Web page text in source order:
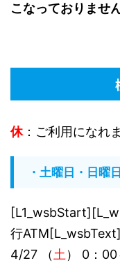
こなっておりません
休：ご利用になれ
・土曜日・日曜
行
4/27 （ 土 ） 0：